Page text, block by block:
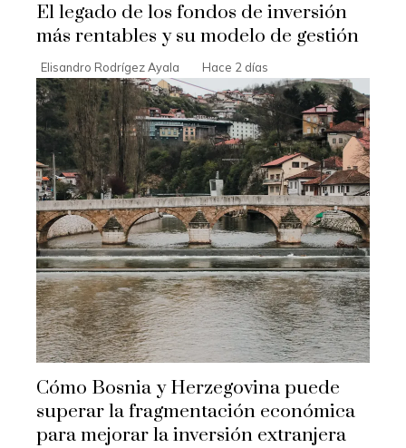
El legado de los fondos de inversión
más rentables y su modelo de gestión
Elisandro Rodrígez Ayala Hace 2 días
Cómo Bosnia y Herzegovina puede
superar la fragmentación económica
para mejorar la inversión extranjera